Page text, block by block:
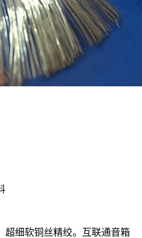
细软铜丝精绞。 互联通音箱